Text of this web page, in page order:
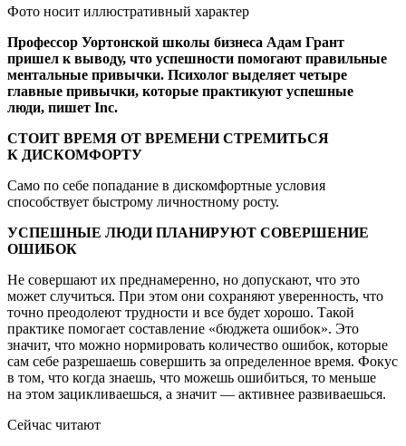
Фото носит иллюстративный характер
Профессор Уортонской школы бизнеса Адам Грант
пришел к выводу, что успешности помогают правильные
ментальные привычки. Психолог выделяет четыре
главные привычки, которые практикуют успешные
люди, пишет Inc.
СТОИТ ВРЕМЯ ОТ ВРЕМЕНИ СТРЕМИТЬСЯ
К ДИСКОМФОРТУ
Само по себе попадание в дискомфортные условия
способствует быстрому личностному росту.
УСПЕШНЫЕ ЛЮДИ ПЛАНИРУЮТ СОВЕРШЕНИЕ
ОШИБОК
Не совершают их преднамеренно, но допускают, что это
может случиться. При этом они сохраняют уверенность, что
точно преодолеют трудности и все будет хорошо. Такой
практике помогает составление «бюджета ошибок». Это
значит, что можно нормировать количество ошибок, которые
сам себе разрешаешь совершить за определенное время. Фокус
в том, что когда знаешь, что можешь ошибиться, то меньше
на этом зацикливаешься, а значит — активнее развиваешься.
Сейчас читают